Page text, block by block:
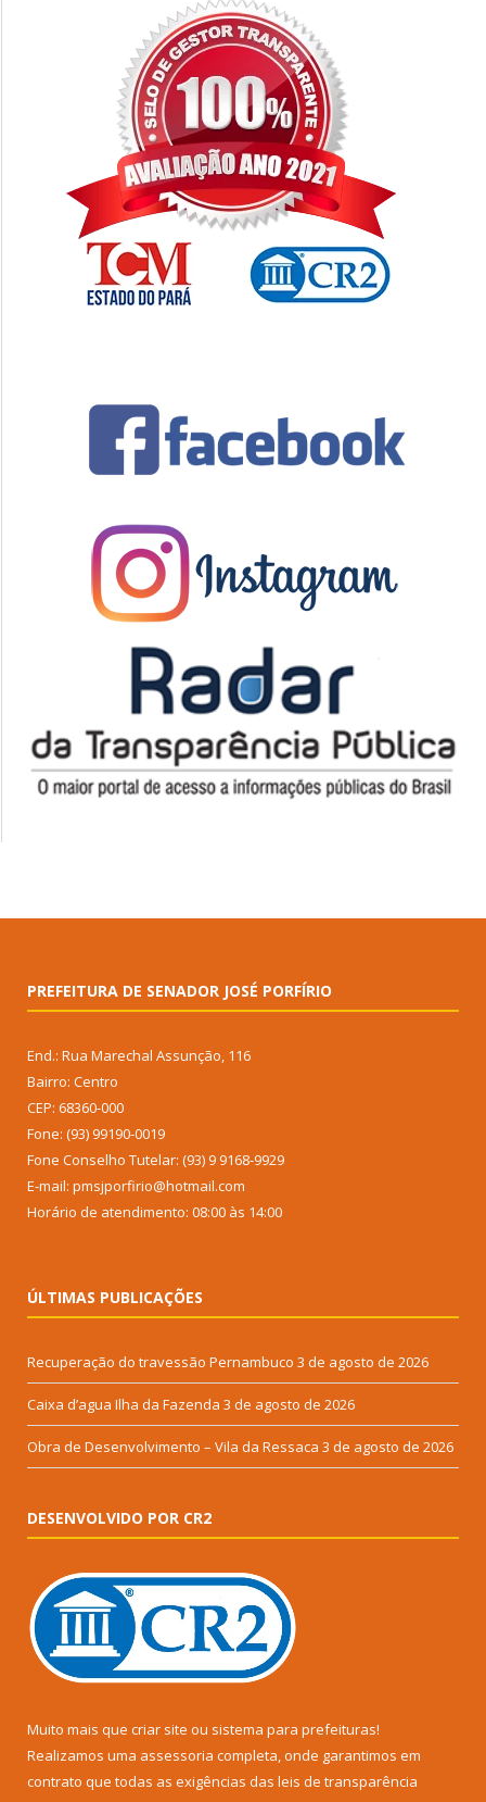
PREFEITURA DE SENADOR JOSÉ PORFÍRIO
End.: Rua Marechal Assunção, 116
Bairro: Centro
CEP: 68360-000
Fone: (93) 99190-0019
Fone Conselho Tutelar: (93) 9 9168-9929
E-mail: pmsjporfirio@hotmail.com
Horário de atendimento: 08:00 às 14:00
ÚLTIMAS PUBLICAÇÕES
Recuperação do travessão Pernambuco 3 de agosto de 2026
Caixa d’agua Ilha da Fazenda 3 de agosto de 2026
Obra de Desenvolvimento – Vila da Ressaca 3 de agosto de 2026
DESENVOLVIDO POR CR2
Muito mais que criar site ou sistema para prefeituras!
Realizamos uma assessoria completa, onde garantimos em
contrato que todas as exigências das leis de transparência